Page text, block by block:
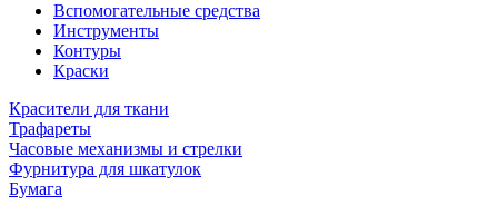
Вспомогательные средства
Инструменты
Контуры
Краски
Красители для ткани
Трафареты
Часовые механизмы и стрелки
Фурнитура для шкатулок
Бумага